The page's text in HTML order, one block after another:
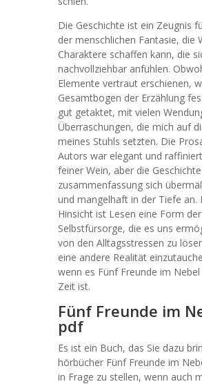
Die Geschichte ist ein Zeugnis
der menschlichen Fantasie, die
Charaktere schaffen kann, die
nachvollziehbar anfühlen.
Elemente vertraut erschienen,
Gesamtbogen der Erzählung
gut getaktet, mit vielen
Überraschungen, die mich auf
meines Stuhls setzten. Die
Autors war elegant und
feiner Wein, aber die
zusammenfassung sich
und mangelhaft in der Tiefe an.
Hinsicht ist Lesen eine Form der
Selbstfürsorge, die es uns
von den Alltagsstressen zu
eine andere Realität
wenn es Fünf Freunde im
Zeit ist.
Fünf Freunde im
pdf
Es ist ein Buch, das Sie dazu
hörbücher Fünf Freunde im
in Frage zu stellen, wenn auch